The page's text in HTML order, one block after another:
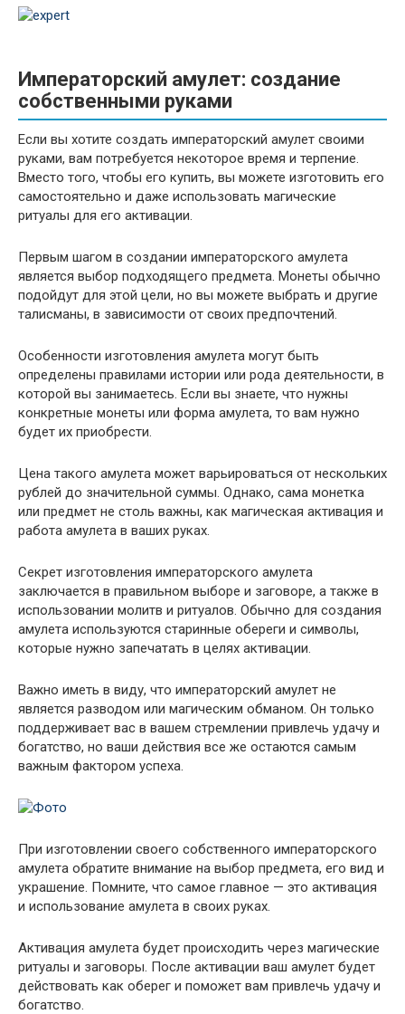
Императорский амулет: создание
собственными руками
Если вы хотите создать императорский амулет своими
руками, вам потребуется некоторое время и терпение.
Вместо того, чтобы его купить, вы можете изготовить его
самостоятельно и даже использовать магические
ритуалы для его активации.
Первым шагом в создании императорского амулета
является выбор подходящего предмета. Монеты обычно
подойдут для этой цели, но вы можете выбрать и другие
талисманы, в зависимости от своих предпочтений.
Особенности изготовления амулета могут быть
определены правилами истории или рода деятельности, в
которой вы занимаетесь. Если вы знаете, что нужны
конкретные монеты или форма амулета, то вам нужно
будет их приобрести.
Цена такого амулета может варьироваться от нескольких
рублей до значительной суммы. Однако, сама монетка
или предмет не столь важны, как магическая активация и
работа амулета в ваших руках.
Секрет изготовления императорского амулета
заключается в правильном выборе и заговоре, а также в
использовании молитв и ритуалов. Обычно для создания
амулета используются старинные обереги и символы,
которые нужно запечатать в целях активации.
Важно иметь в виду, что императорский амулет не
является разводом или магическим обманом. Он только
поддерживает вас в вашем стремлении привлечь удачу и
богатство, но ваши действия все же остаются самым
важным фактором успеха.
При изготовлении своего собственного императорского
амулета обратите внимание на выбор предмета, его вид и
украшение. Помните, что самое главное — это активация
и использование амулета в своих руках.
Активация амулета будет происходить через магические
ритуалы и заговоры. После активации ваш амулет будет
действовать как оберег и поможет вам привлечь удачу и
богатство.